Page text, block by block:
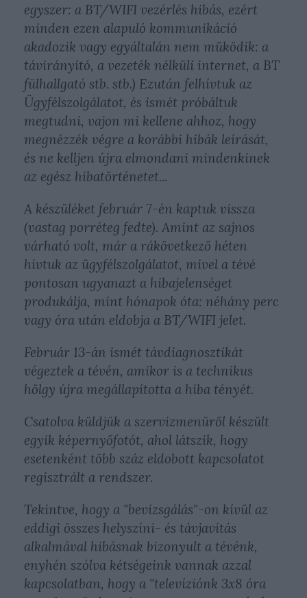
egyszer: a BT/WIFI vezérlés hibás, ezért
minden ezen alapuló kommunikáció
akadozik vagy egyáltalán nem működik: a
távirányító, a vezeték nélküli internet, a BT
fülhallgató stb. stb.) Ezután felhívtuk az
Ügyfélszolgálatot, és ismét próbáltuk
megtudni, vajon mi kellene ahhoz, hogy
megnézzék végre a korábbi hibák leírását,
és ne kelljen újra elmondani mindenkinek
az egész hibatörténetet...
A készüléket február 7-én kaptuk vissza
(vastag porréteg fedte). Amint az sajnos
várható volt, már a rákövetkező héten
hívtuk az ügyfélszolgálatot, mivel a tévé
pontosan ugyanazt a hibajelenséget
produkálja, mint hónapok óta: néhány perc
vagy óra után eldobja a BT/WIFI jelet.
Február 13-án ismét távdiagnosztikát
végeztek a tévén, amikor is a technikus
hölgy újra megállapította a hiba tényét.
Csatolva küldjük a szervizmenüről készült
egyik képernyőfotót, ahol látszik, hogy
esetenként több száz eldobott kapcsolatot
regisztrált a rendszer.
Tekintve, hogy a "bevizsgálás"-on kívül az
eddigi összes helyszíni- és távjavítás
alkalmával hibásnak bizonyult a tévénk,
enyhén szólva kétségeink vannak azzal
kapcsolatban, hogy a "televíziónk 3x8 óra